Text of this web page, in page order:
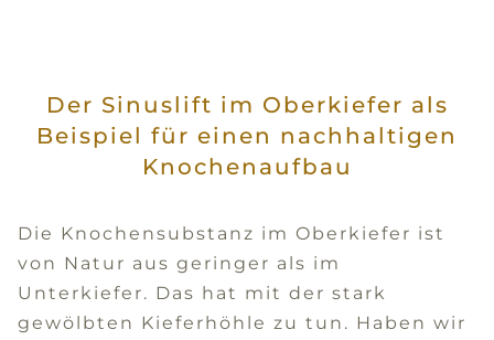
Der Sinuslift im Oberkiefer als
Beispiel für einen nachhaltigen
Knochenaufbau
Die Knochensubstanz im Oberkiefer ist
von Natur aus geringer als im
Unterkiefer. Das hat mit der stark
gewölbten Kieferhöhle zu tun. Haben wir